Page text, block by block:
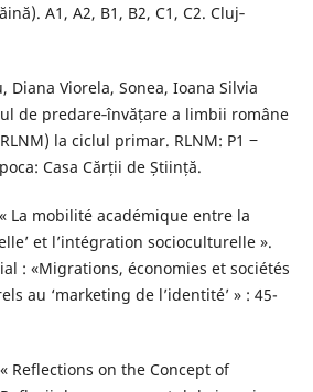
A1, A2, B1, B2, C1, C2. Cluj‐
Diana Viorela, Sonea, Ioana Silvia
de predare‐învățare a limbii române
la ciclul primar. RLNM: P1 ‒
Casa Cărții de Știință.
La mobilité académique entre la
et l’intégration socioculturelle ».
: «Migrations, économies et sociétés
au ‘marketing de l’identité’ » : 45-
Reflections on the Concept of